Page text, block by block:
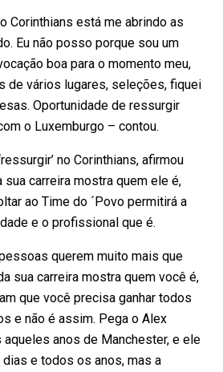
Corinthians está me abrindo as
Eu não posso porque sou um
boa para o momento meu,
de vários lugares, seleções, fiquei
Oportunidade de ressurgir
o Luxemburgo – contou.
no Corinthians, afirmou
sua carreira mostra quem ele é,
ao Time do ´Povo permitirá a
e o profissional que é.
querem muito mais que
sua carreira mostra quem você é,
que você precisa ganhar todos
e não é assim. Pega o Alex
anos de Manchester, e ele
e todos os anos, mas a